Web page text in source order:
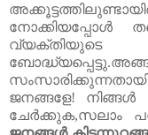
ബോദ്ധ്യപ്പെട്ടു.
ജനങ്ങളേ!
ചേർക്കുക,സലാം